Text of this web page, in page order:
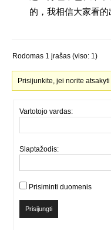
的，我相信大家看
Rodomas 1 įrašas (viso: 1)
Prisijunkite, jei norite
Vartotojo vardas:
Slaptažodis:
Prisiminti duomenis
Prisijungti